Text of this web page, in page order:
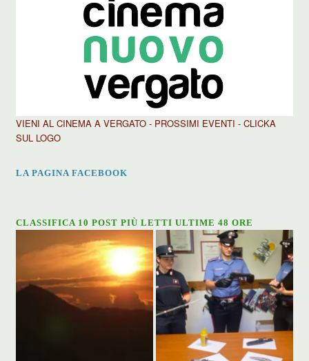
VIENI AL CINEMA A VERGATO - PROSSIMI EVENTI - CLICKA
SUL LOGO
LA PAGINA FACEBOOK
CLASSIFICA 10 POST PIÙ LETTI ULTIME 48 ORE